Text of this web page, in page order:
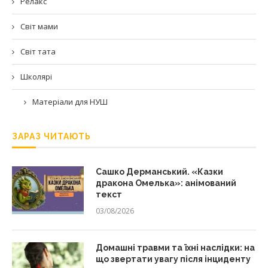
Світ мами
Світ тата
Школярі
Матеріали для НУШ
ЗАРАЗ ЧИТАЮТЬ
Сашко Дерманський. «Казки
дракона Омелька»: анімований
текст
03/08/2026
Домашні травми та їхні наслідки: на
що звертати увагу після інциденту